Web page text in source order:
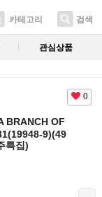
카테고리 검색
관심상품
0
BRANCH OF
9)(49
특집)